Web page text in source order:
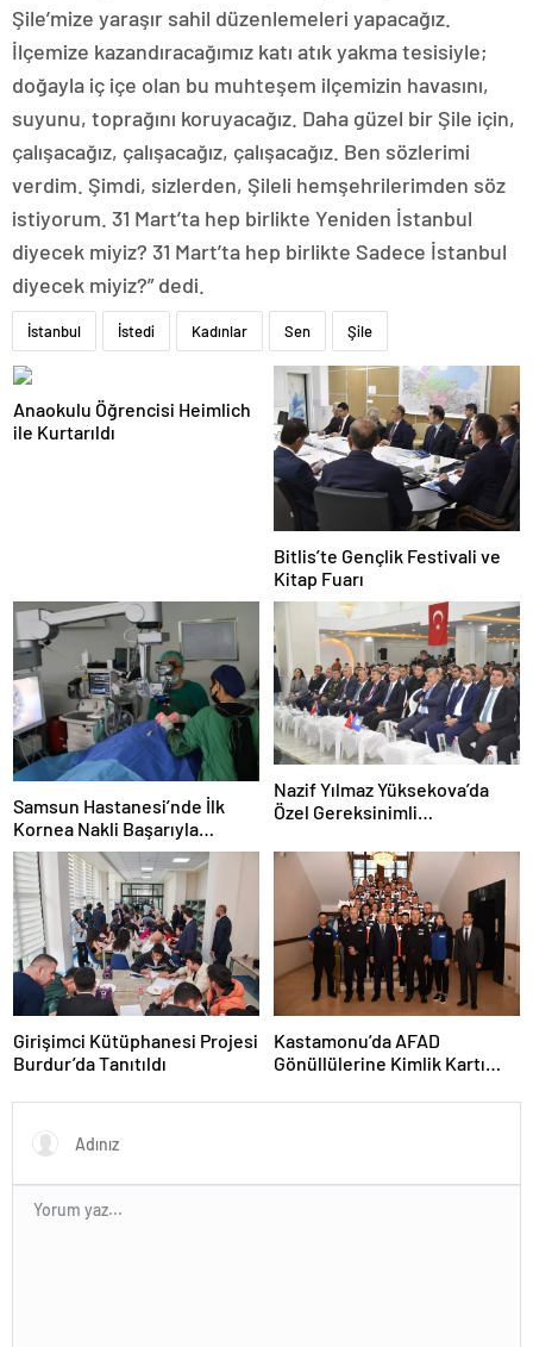
Şile’mize yaraşır sahil düzenlemeleri yapacağız.
İlçemize kazandıracağımız katı atık yakma tesisiyle;
doğayla iç içe olan bu muhteşem ilçemizin havasını,
suyunu, toprağını koruyacağız. Daha güzel bir Şile için,
çalışacağız, çalışacağız, çalışacağız. Ben sözlerimi
verdim. Şimdi, sizlerden, Şileli hemşehrilerimden söz
istiyorum. 31 Mart’ta hep birlikte Yeniden İstanbul
diyecek miyiz? 31 Mart’ta hep birlikte Sadece İstanbul
diyecek miyiz?” dedi.
İstanbul İstedi Kadınlar Sen Şile
Anaokulu Öğrencisi Heimlich
ile Kurtarıldı
Bitlis’te Gençlik Festivali ve
Kitap Fuarı
Samsun Hastanesi’nde İlk
Kornea Nakli Başarıyla
Gerçekleşti
Nazif Yılmaz Yüksekova’da
Özel Gereksinimli
Girişimci Kütüphanesi Projesi
Burdur’da Tanıtıldı
Kastamonu’da AFAD
Gönüllülerine Kimlik Kartı